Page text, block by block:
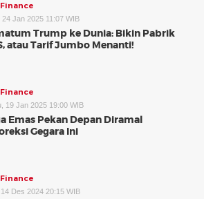
24 Jan 2025 11:07 WIB
Trump ke Dunia: Bikin Pabrik
atau Tarif Jumbo Menanti!
19 Jan 2025 19:00 WIB
Emas Pekan Depan Diramal
Gegara Ini
Des 2024 20:15 WIB